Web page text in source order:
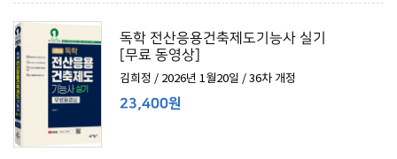
독학 전산응용건축제도기능사 실기
[무료 동영상]
김희정 / 2026년 1월20일 / 36차 개정
23,400원